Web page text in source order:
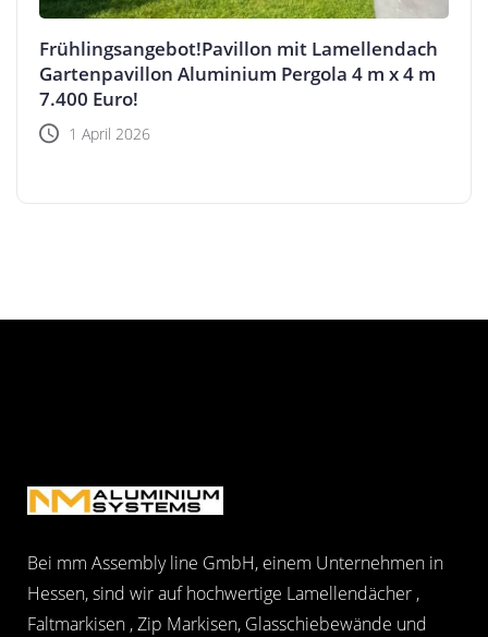
Frühlingsangebot!Pavillon mit Lamellendach
Gartenpavillon Aluminium Pergola 4 m x 4 m
7.400 Euro!
1 April 2026
Bei mm Assembly line GmbH, einem Unternehmen in
Hessen, sind wir auf hochwertige Lamellendächer ,
Faltmarkisen , Zip Markisen, Glasschiebewände und